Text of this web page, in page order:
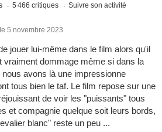
5 466 critiques Suivre son activité
5 novembre 2023
jouer lui-même dans le film alors qu'il
vraiment dommage même si dans la
avons là une impressionne
tous bien le taf. Le film repose sur une
de voir les "puissants" tous
et compagnie quelque soit leurs bords,
blanc" reste un peu ...